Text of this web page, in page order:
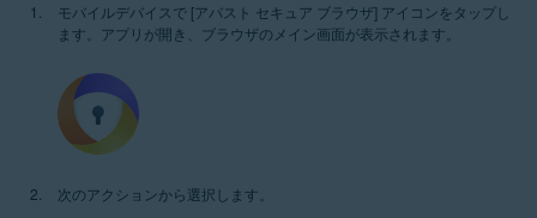
モバイルデバイスで [アバスト セキュア ブラウザ] アイコンをタップし
ます。アプリが開き、ブラウザのメイン画面が表示されます。
次のアクションから選択します。